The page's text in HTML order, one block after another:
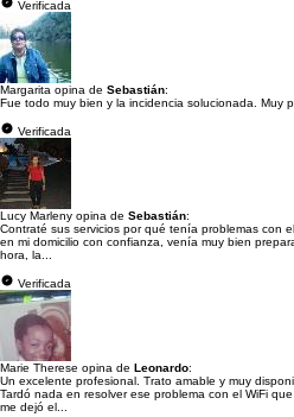
Verificada
Margarita opina de Sebastián:
Fue todo muy bien y la incidencia solucionada. Muy
Verificada
Lucy Marleny opina de Sebastián:
Contraté sus servicios por qué tenía problemas con
en mi domicilio con confianza, venía muy bien
hora, la...
Verificada
Marie Therese opina de Leonardo:
Un excelente profesional. Trato amable y muy
Tardó nada en resolver ese problema con el WiFi
me dejó el...